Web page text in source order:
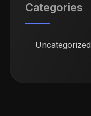
Categories
Uncategorized